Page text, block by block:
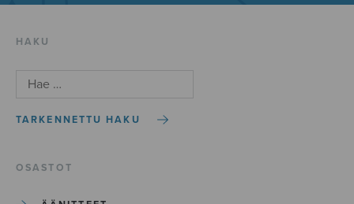
HAKU
TARKENNETTU HAKU
OSASTOT